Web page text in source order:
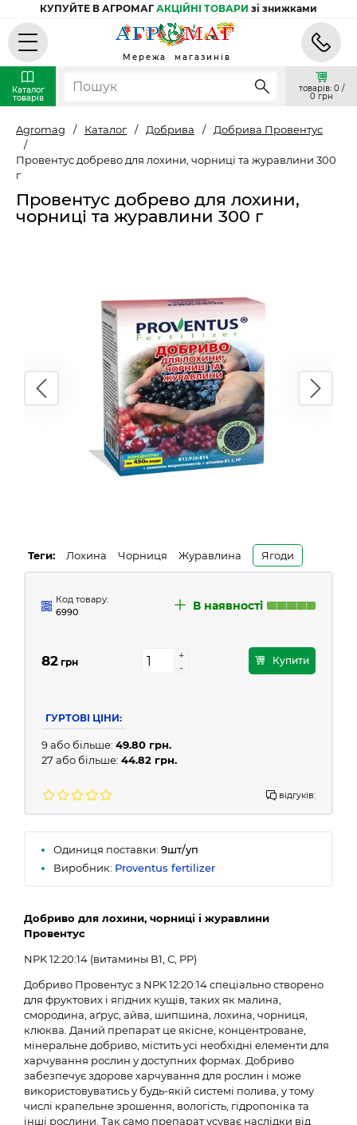
КУПУЙТЕ В АГРОМАГ АКЦІЙНІ ТОВАРИ зі знижками
Мережа магазинів
Каталог
товарів
товарів: 0 /
0 грн
Agromag / Каталог / Добрива /
Добрива Провентус
/
Провентус добрево для лохини, чорниці та журавлини 300
г
Провентус добрево для лохини,
чорниці та журавлини 300 г
Теги: Лохина Чорниця Журавлина Ягоди
Код товару:
6990
В наявності
82 грн
+
-
+
-
Купити
ГУРТОВІ ЦІНИ:
9 або більше: 49.80 грн.
27 або більше: 44.82 грн.
відгуків:
Одиниця поставки: 9шт/уп
Виробник: Proventus fertilizer
Добриво для лохини, чорниці і журавлини
Провентус
NPK 12:20:14 (витамины В1, С, PP)
Добриво Провентус з NPK 12:20:14 спеціально створено
для фруктових і ягідних кущів, таких як малина,
смородина, аґрус, айва, шипшина, лохина, чорниця,
клюква. Даний препарат це якісне, концентроване,
мінеральне добриво, містить усі необхідні елементи для
харчування рослин у доступних формах. Добриво
забезпечує здорове харчування для рослин і може
використовуватись у будь-якій системі полива, у тому
числі крапельне зрошення, вологість, гідропоніка та
інші рослини. Так само препарат усуває наслідки від